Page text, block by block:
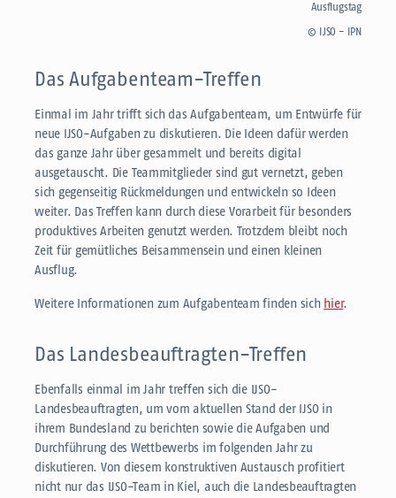
Ausflugstag
© IJSO - IPN
Das Aufgabenteam-Treffen
Einmal im Jahr trifft sich das Aufgabenteam, um Entwürfe für
neue IJSO-Aufgaben zu diskutieren. Die Ideen dafür werden
das ganze Jahr über gesammelt und bereits digital
ausgetauscht. Die Teammitglieder sind gut vernetzt, geben
sich gegenseitig Rückmeldungen und entwickeln so Ideen
weiter. Das Treffen kann durch diese Vorarbeit für besonders
produktives Arbeiten genutzt werden. Trotzdem bleibt noch
Zeit für gemütliches Beisammensein und einen kleinen
Ausflug.
Weitere Informationen zum Aufgabenteam finden sich hier.
Das Landesbeauftragten-Treffen
Ebenfalls einmal im Jahr treffen sich die IJSO-
Landesbeauftragten, um vom aktuellen Stand der IJSO in
ihrem Bundesland zu berichten sowie die Aufgaben und
Durchführung des Wettbewerbs im folgenden Jahr zu
diskutieren. Von diesem konstruktiven Austausch profitiert
nicht nur das IJSO-Team in Kiel, auch die Landesbeauftragten